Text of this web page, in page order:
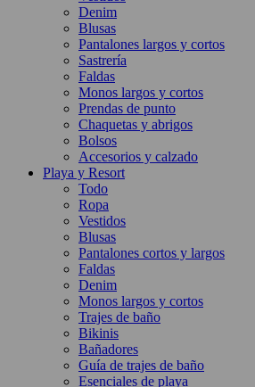
Denim
Blusas
Pantalones largos y cortos
Sastrería
Faldas
Monos largos y cortos
Prendas de punto
Chaquetas y abrigos
Bolsos
Accesorios y calzado
Playa y Resort
Todo
Ropa
Vestidos
Blusas
Pantalones cortos y largos
Faldas
Denim
Monos largos y cortos
Trajes de baño
Bikinis
Bañadores
Guía de trajes de baño
Esenciales de playa